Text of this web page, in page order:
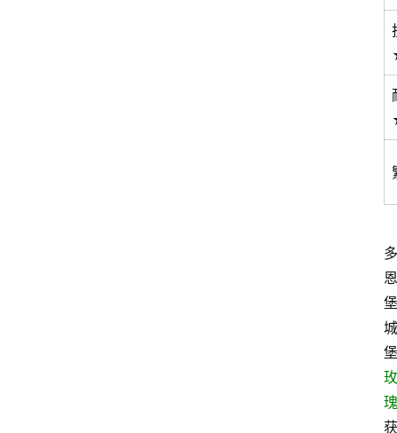
多
恩
堡
城
堡
玫
瑰
获